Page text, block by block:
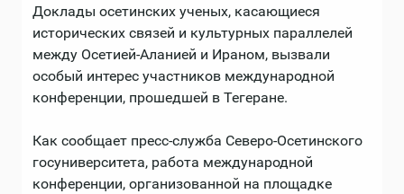
Доклады осетинских ученых, касающиеся
исторических связей и культурных параллелей
между Осетией-Аланией и Ираном, вызвали
особый интерес участников международной
конференции, прошедшей в Тегеране.
Как сообщает пресс-служба Северо-Осетинского
госуниверситета, работа международной
конференции, организованной на площадке